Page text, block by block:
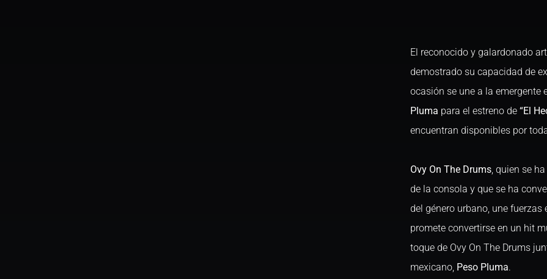
El reconocido y galardonado
demostrado su capacidad de
ocasión se une a la emergente
Pluma para el estreno de “El
encuentran disponibles por
Ovy On The Drums, quien se
de la consola y que se ha
del género urbano, une
promete convertirse en un hit
toque de Ovy On The Drums
mexicano, Peso Pluma.